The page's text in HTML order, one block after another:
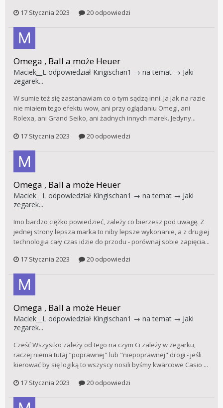
17 Stycznia 2023
20 odpowiedzi
Omega , Ball a może Heuer
Maciek__L odpowiedział Kingischan1 → na temat → Jaki
zegarek...
W sumie też się zastanawiam co o tym sądzą inni. Ja jak na razie
nie miałem tego efektu wow, ani przy oglądaniu Omegi, ani
Rolexa, ani Grand Seiko, ani żadnych innych marek. Jedyny...
17 Stycznia 2023
20 odpowiedzi
Omega , Ball a może Heuer
Maciek__L odpowiedział Kingischan1 → na temat → Jaki
zegarek...
Imo bardzo ciężko powiedzieć, zależy co bierzesz pod uwagę. Z
jednej strony lepsza marka to niby lepsze wykonanie, a z drugiej
technologia cały czas idzie do przodu - porównaj sobie zapięcia...
17 Stycznia 2023
20 odpowiedzi
Omega , Ball a może Heuer
Maciek__L odpowiedział Kingischan1 → na temat → Jaki
zegarek...
Cześć Wszystko zależy od tego na czym Ci zależy w zegarku,
raczej niema tutaj "poprawnej" lub "niepoprawnej" drogi - jeśli
kierować by się logiką to wszyscy nosili byśmy kwarcowe Casio ...
17 Stycznia 2023
20 odpowiedzi